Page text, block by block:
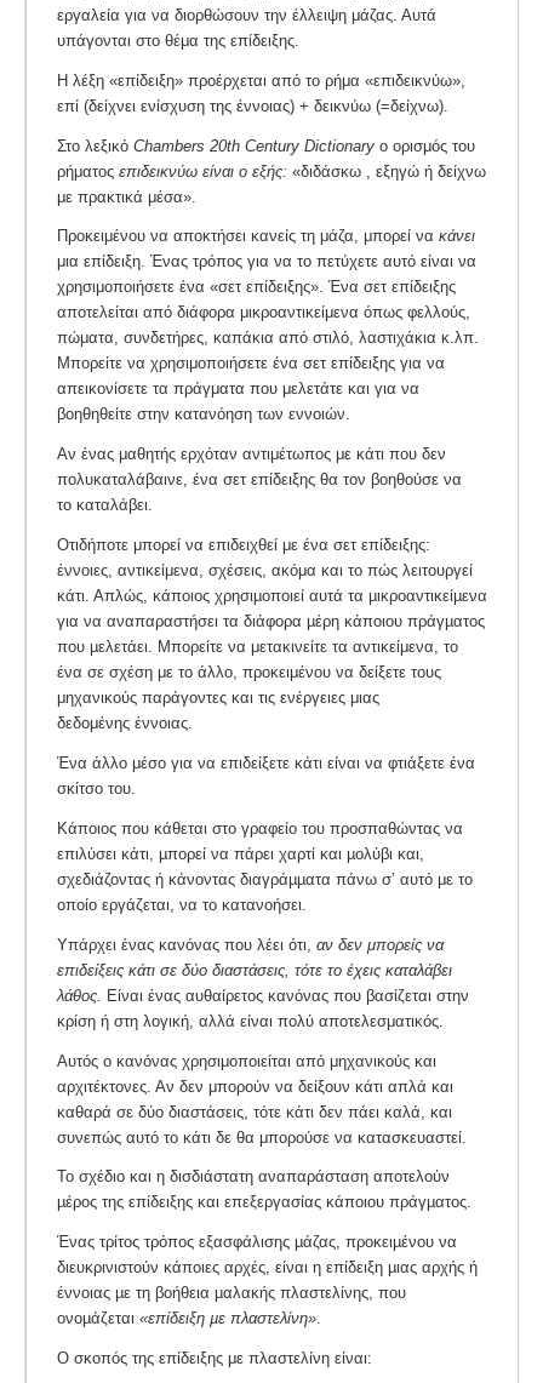
εργαλεία για να διορθώσουν την έλλειψη μάζας. Αυτά
υπάγονται στο θέμα της επίδειξης.
Η λέξη «επίδειξη» προέρχεται από το ρήμα «επιδεικνύω»,
επί (δείχνει ενίσχυση της έννοιας) + δεικνύω (=δείχνω).
Στο λεξικό Chambers 20th Century Dictionary o ορισμός του
ρήματος επιδεικνύω είναι ο εξής: «διδάσκω , εξηγώ ή δείχνω
με πρακτικά μέσα».
Προκειμένου να αποκτήσει κανείς τη μάζα, μπορεί να κάνει
μια επίδειξη. Ένας τρόπος για να το πετύχετε αυτό είναι να
χρησιμοποιήσετε ένα «σετ επίδειξης». Ένα σετ επίδειξης
αποτελείται από διάφορα μικροαντικείμενα όπως φελλούς,
πώματα, συνδετήρες, καπάκια από στιλό, λαστιχάκια κ.λπ.
Μπορείτε να χρησιμοποιήσετε ένα σετ επίδειξης για να
απεικονίσετε τα πράγματα που μελετάτε και για να
βοηθηθείτε στην κατανόηση των εννοιών.
Αν ένας μαθητής ερχόταν αντιμέτωπος με κάτι που δεν
πολυκαταλάβαινε, ένα σετ επίδειξης θα τον βοηθούσε να
το καταλάβει.
Οτιδήποτε μπορεί να επιδειχθεί με ένα σετ επίδειξης:
έννοιες, αντικείμενα, σχέσεις, ακόμα και το πώς λειτουργεί
κάτι. Απλώς, κάποιος χρησιµοποιεί αυτά τα µικροαντικείµενα
για να αναπαραστήσει τα διάφορα µέρη κάποιου πράγµατος
που µελετάει. Μπορείτε να μετακινείτε τα αντικείμενα, το
ένα σε σχέση με το άλλο, προκειμένου να δείξετε τους
μηχανικούς παράγοντες και τις ενέργειες μιας
δεδομένης έννοιας.
Ένα άλλο μέσο για να επιδείξετε κάτι είναι να φτιάξετε ένα
σκίτσο του.
Κάποιος που κάθεται στο γραφείο του προσπαθώντας να
επιλύσει κάτι, µπορεί να πάρει χαρτί και µολύβι και,
σχεδιάζοντας ή κάνοντας διαγράµµατα πάνω σ’ αυτό με το
οποίο εργάζεται, να το κατανοήσει.
Υπάρχει ένας κανόνας που λέει ότι, αν δεν μπορείς να
επιδείξεις κάτι σε δύο διαστάσεις, τότε το έχεις καταλάβει
λάθος. Είναι ένας αυθαίρετος κανόνας που βασίζεται στην
κρίση ή στη λογική, αλλά είναι πολύ αποτελεσματικός.
Αυτός ο κανόνας χρησιμοποιείται από μηχανικούς και
αρχιτέκτονες. Αν δεν μπορούν να δείξουν κάτι απλά και
καθαρά σε δύο διαστάσεις, τότε κάτι δεν πάει καλά, και
συνεπώς αυτό το κάτι δε θα μπορούσε να κατασκευαστεί.
Το σχέδιο και η δισδιάστατη αναπαράσταση αποτελούν
µέρος της επίδειξης και επεξεργασίας κάποιου πράγµατος.
Ένας τρίτος τρόπος εξασφάλισης µάζας, προκειµένου να
διευκρινιστούν κάποιες αρχές, είναι η επίδειξη µιας αρχής ή
έννοιας µε τη βοήθεια µαλακής πλαστελίνης, που
ονοµάζεται «επίδειξη µε πλαστελίνη».
Ο σκοπός της επίδειξης με πλαστελίνη είναι: